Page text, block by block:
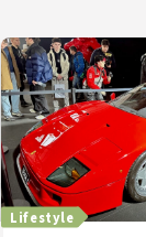
Lifestyle